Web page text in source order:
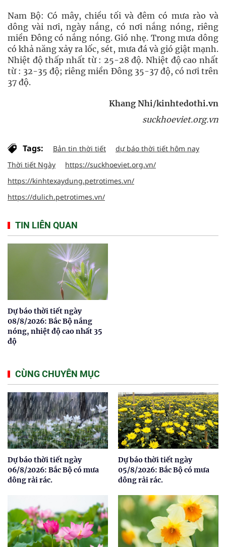
Nam Bộ: Có mây, chiều tối và đêm có mưa rào và
dông vài nơi, ngày nắng, có nơi nắng nóng, riêng
miền Đông có nắng nóng. Gió nhẹ. Trong mưa dông
có khả năng xảy ra lốc, sét, mưa đá và gió giật mạnh.
Nhiệt độ thấp nhất từ : 25-28 độ. Nhiệt độ cao nhất
từ : 32-35 độ; riêng miền Đông 35-37 độ, có nơi trên
37 độ.
Khang Nhi/kinhtedothi.vn
suckhoeviet.org.vn
Tags: Bản tin thời tiết
dự báo thời tiết hôm nay
Thời tiết Ngày
https://suckhoeviet.org.vn/
https://kinhtexaydung.petrotimes.vn/
https://dulich.petrotimes.vn/
TIN LIÊN QUAN
Dự báo thời tiết ngày
08/8/2026: Bắc Bộ nắng
nóng, nhiệt độ cao nhất 35
độ
CÙNG CHUYÊN MỤC
Dự báo thời tiết ngày
06/8/2026: Bắc Bộ có mưa
dông rải rác.
Dự báo thời tiết ngày
05/8/2026: Bắc Bộ có mưa
dông rải rác.